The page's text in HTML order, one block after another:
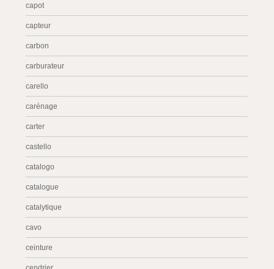
capot
capteur
carbon
carburateur
carello
carénage
carter
castello
catalogo
catalogue
catalytique
cavo
ceinture